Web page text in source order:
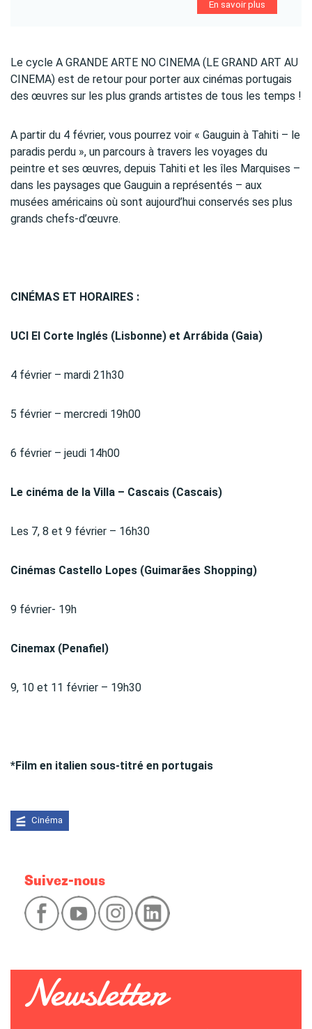
En savoir plus
Le cycle A GRANDE ARTE NO CINEMA (LE GRAND ART AU
CINEMA) est de retour pour porter aux cinémas portugais
des œuvres sur les plus grands artistes de tous les temps !
A partir du 4 février, vous pourrez voir « Gauguin à Tahiti – le
paradis perdu », un parcours à travers les voyages du
peintre et ses œuvres, depuis Tahiti et les îles Marquises –
dans les paysages que Gauguin a représentés – aux
musées américains où sont aujourd’hui conservés ses plus
grands chefs-d’œuvre.
CINÉMAS ET HORAIRES :
UCI El Corte Inglés (Lisbonne) et Arrábida (Gaia)
4 février – mardi 21h30
5 février – mercredi 19h00
6 février – jeudi 14h00
Le cinéma de la Villa – Cascais (Cascais)
Les 7, 8 et 9 février – 16h30
Cinémas Castello Lopes (Guimarães Shopping)
9 février- 19h
Cinemax (Penafiel)
9, 10 et 11 février – 19h30
*Film en italien sous-titré en portugais
Cinéma
Suivez-nous